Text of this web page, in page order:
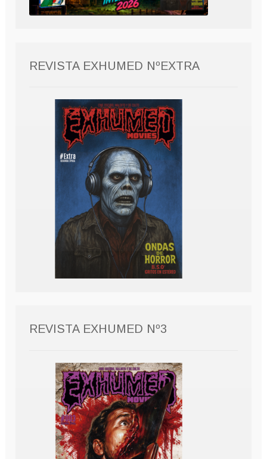
REVISTA EXHUMED NºEXTRA
REVISTA EXHUMED Nº3